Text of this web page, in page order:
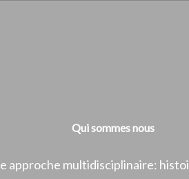
Qui sommes nous
approche multidisciplinaire: